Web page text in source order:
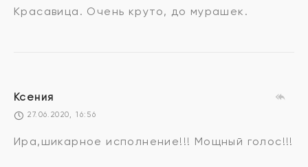
Красавица. Очень круто, до мурашек.
Ксения
27.06.2020, 16:56
Ира,шикарное исполнение!!! Мощный голос!!!